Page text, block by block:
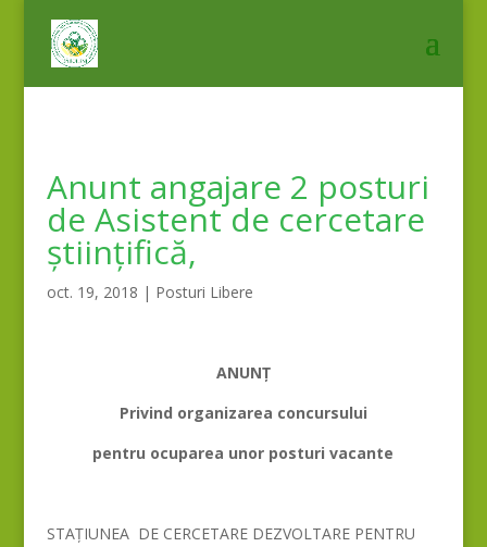
Anunt angajare 2 posturi
de Asistent de cercetare
științifică,
oct. 19, 2018 | Posturi Libere
ANUNȚ
Privind organizarea concursului
pentru ocuparea unor posturi vacante
STAȚIUNEA DE CERCETARE DEZVOLTARE PENTRU